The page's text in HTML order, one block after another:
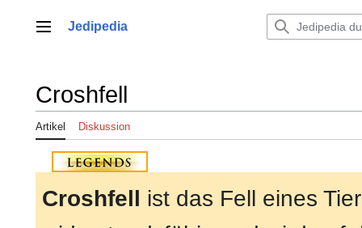
springenHauptmenü
Jedipedia
Croshfell
Artikel Diskussion
Croshfell ist das Fell eines